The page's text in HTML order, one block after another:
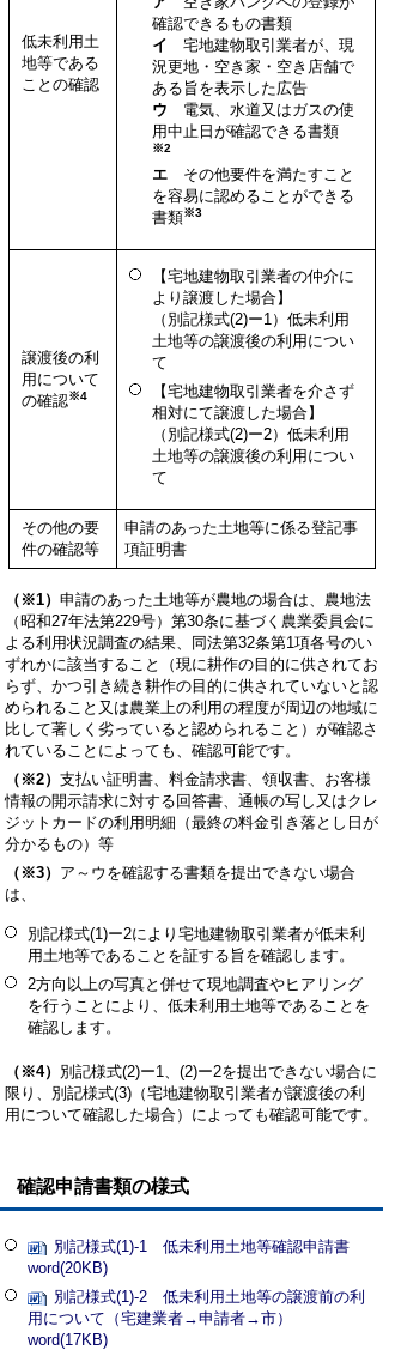
低未利用土
地等である
ことの確認
確認できるもの書類
イ 宅地建物取引業者が、現
況更地・空き家・空き店舗で
ある旨を表示した広告
ウ 電気、水道又はガスの使
用中止日が確認できる書類
※2
エ その他要件を満たすこと
を容易に認めることができる
書類※3
譲渡後の利
用について
の確認※4
【宅地建物取引業者の仲介に
より譲渡した場合】
（別記様式(2)ー1）低未利用
土地等の譲渡後の利用につい
て
【宅地建物取引業者を介さず
相対にて譲渡した場合】
（別記様式(2)ー2）低未利用
土地等の譲渡後の利用につい
て
その他の要
件の確認等
申請のあった土地等に係る登記事
項証明書
（※1） 申請のあった土地等が農地の場合は、農地法
（昭和27年法第229号）第30条に基づく農業委員会に
よる利用状況調査の結果、同法第32条第1項各号のい
ずれかに該当すること（現に耕作の目的に供されてお
らず、かつ引き続き耕作の目的に供されていないと認
められること又は農業上の利用の程度が周辺の地域に
比して著しく劣っていると認められること）が確認さ
れていることによっても、確認可能です。
（※2） 支払い証明書、料金請求書、領収書、お客様
情報の開示請求に対する回答書、通帳の写し又はクレ
ジットカードの利用明細（最終の料金引き落とし日が
分かるもの）等
（※3） ア～ウを確認する書類を提出できない場合
は、
別記様式(1)ー2により宅地建物取引業者が低未利
用土地等であることを証する旨を確認します。
2方向以上の写真と併せて現地調査やヒアリング
を行うことにより、低未利用土地等であることを
確認します。
（※4） 別記様式(2)ー1、(2)ー2を提出できない場合に
限り、別記様式(3)（宅地建物取引業者が譲渡後の利
用について確認した場合）によっても確認可能です。
確認申請書類の様式
別記様式(1)-1 低未利用土地等確認申請書
word(20KB)
別記様式(1)-2 低未利用土地等の譲渡前の利
用について（宅建業者→申請者→市）
word(17KB)